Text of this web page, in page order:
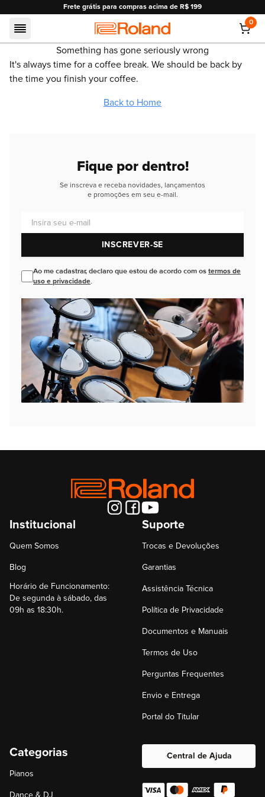
Frete grátis para compras acima de R$ 199
Roland
0
Something has gone seriously wrong
It's always time for a coffee break. We should be back by
the time you finish your coffee.
Back to Home
Fique por dentro!
Se inscreva e receba novidades, lançamentos
e promoções em seu e-mail.
INSCREVER-SE
Ao me cadastrar, declaro que estou de acordo com os termos de
uso e privacidade.
Institucional
Quem Somos
Blog
Horário de Funcionamento:
De segunda à sábado, das
09h as 18:30h.
Suporte
Trocas e Devoluções
Garantias
Assistência Técnica
Política de Privacidade
Documentos e Manuais
Termos de Uso
Perguntas Frequentes
Envio e Entrega
Portal do Titular
Categorias
Pianos
Central de Ajuda